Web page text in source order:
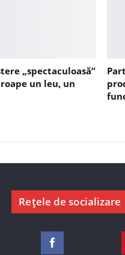
„spectaculoasă”
un leu, un
Rețele de socializare